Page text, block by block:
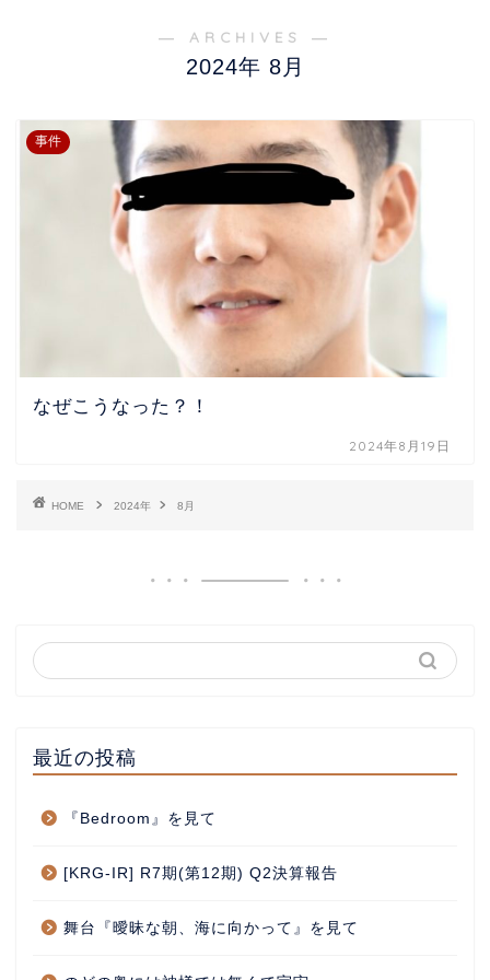
― ARCHIVES ―
2024年 8月
事件
なぜこうなった？！
2024年8月19日
HOME 2024年 8月
最近の投稿
『Bedroom』を見て
[KRG-IR] R7期(第12期) Q2決算報告
舞台『曖昧な朝、海に向かって』を見て